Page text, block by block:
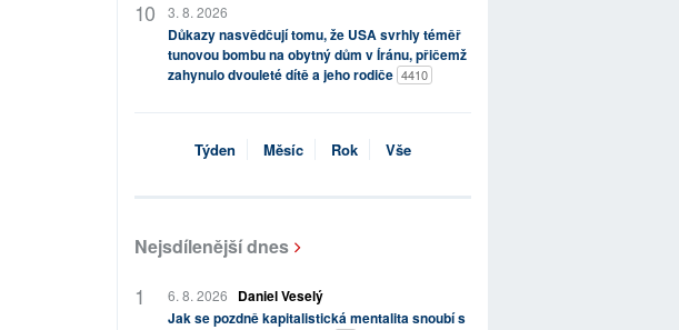
3. 8. 2026
Důkazy nasvědčují tomu, že USA svrhly téměř
tunovou bombu na obytný dům v Íránu, přičemž
zahynulo dvouleté dítě a jeho rodiče 4410
Týden Měsíc Rok Vše
Nejsdílenější dnes
6. 8. 2026
Daniel Veselý
Jak se pozdně kapitalistická mentalita snoubí s